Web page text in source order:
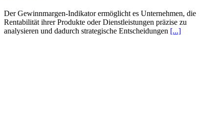
Der Gewinnmargen-Indikator ermöglicht es Unternehmen, die
Rentabilität ihrer Produkte oder Dienstleistungen präzise zu
analysieren und dadurch strategische Entscheidungen [...]